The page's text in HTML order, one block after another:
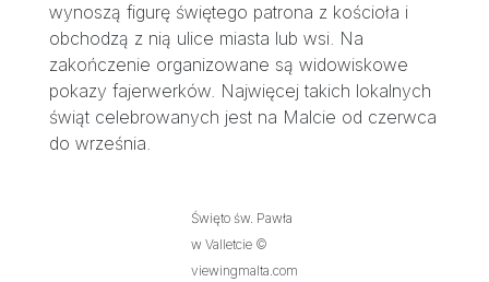
wynoszą figurę świętego patrona z kościoła i
obchodzą z nią ulice miasta lub wsi. Na
zakończenie organizowane są widowiskowe
pokazy fajerwerków. Najwięcej takich lokalnych
świąt celebrowanych jest na Malcie od czerwca
do września.
Święto św. Pawła
w Valletcie ©
viewingmalta.com